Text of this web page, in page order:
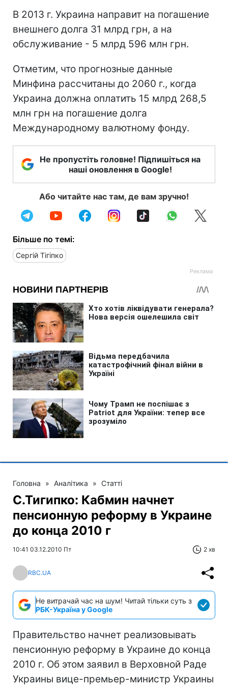
В 2013 г. Украина направит на погашение
внешнего долга 31 млрд грн, а на
обслуживание - 5 млрд 596 млн грн.
Отметим, что прогнозные данные
Минфина рассчитаны до 2060 г., когда
Украина должна оплатить 15 млрд 268,5
млн грн на погашение долга
Международному валютному фонду.
Не пропустіть головне! Підпишіться на
наші оновлення в Google!
Або читайте нас там, де вам зручно!
Більше по темі:
Сергій Тігіпко
Головна » Аналітика » Статті
С.Тигипко: Кабмин начнет
пенсионную реформу в Украине
до конца 2010 г
10:41 03.12.2010 Пт 2 хв
RBC.UA
Не витрачай час на шум! Читай тільки суть з
РБК-Україна у Google
Правительство начнет реализовывать
пенсионную реформу в Украине до конца
2010 г. Об этом заявил в Верховной Раде
Украины вице-премьер-министр Украины